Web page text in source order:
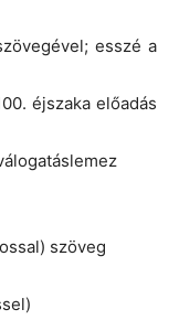
esszé a
éjszaka előadás
szöveg